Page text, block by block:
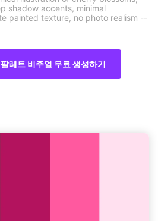
shadow accents, minimal
painted texture, no photo realism --
레트 비주얼 무료 생성하기